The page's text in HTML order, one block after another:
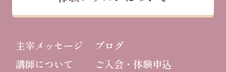
主宰メッセージ
講師について
ブログ
ご入会・体験申込